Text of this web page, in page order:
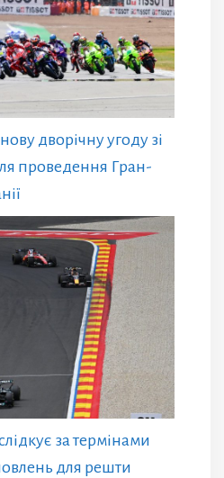
дворічну угоду зі
проведення Гран-
за термінами
для решти